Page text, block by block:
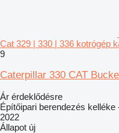
Cat 329 | 330 | 336 kotrógép
9
Caterpillar 330 CAT
Ár érdeklődésre
Építőipari berendezés kelléke
2022
Állapot új